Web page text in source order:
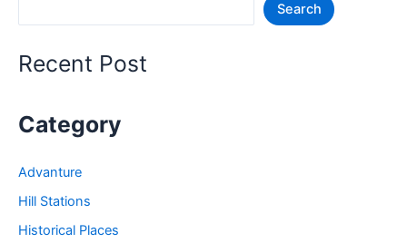
Places
Search
Recent Post
Category
Advanture
Hill Stations
Historical Places